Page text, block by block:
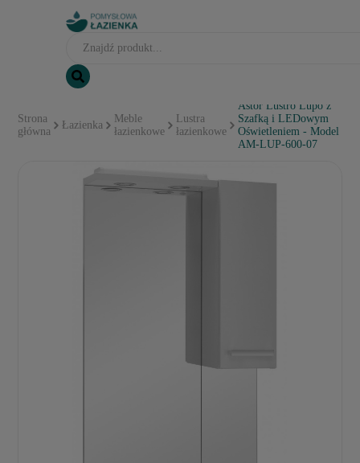
Strona
główna
Łazienka
Meble
łazienkowe
Lustra
łazienkowe
Astor Lustro Lupo z
Szafką i LEDowym
Oświetleniem - Model
AM-LUP-600-07